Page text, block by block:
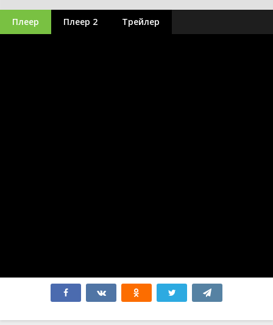
Хищник: Планета смерти
Оставь мир позади
Всё закончится на нас
Моя вина: Лондон
Плеер Плеер 2 Трейлер